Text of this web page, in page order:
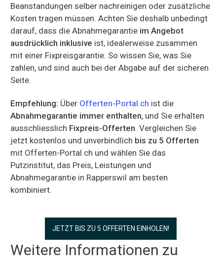
Beanstandungen selber nachreinigen oder zusätzliche
Kosten tragen müssen. Achten Sie deshalb unbedingt
darauf, dass die Abnahmegarantie im Angebot
ausdrücklich inklusive ist, idealerweise zusammen
mit einer Fixpreisgarantie. So wissen Sie, was Sie
zahlen, und sind auch bei der Abgabe auf der sicheren
Seite.
Empfehlung: Über Offerten-Portal.ch ist die
Abnahmegarantie immer enthalten, und Sie erhalten
ausschliesslich Fixpreis-Offerten. Vergleichen Sie
jetzt kostenlos und unverbindlich bis zu 5 Offerten
mit Offerten-Portal.ch und wählen Sie das
Putzinstitut, das Preis, Leistungen und
Abnahmegarantie in Rapperswil am besten
kombiniert.
JETZT BIS ZU 5 OFFERTEN EINHOLEN!
Weitere Informationen zu